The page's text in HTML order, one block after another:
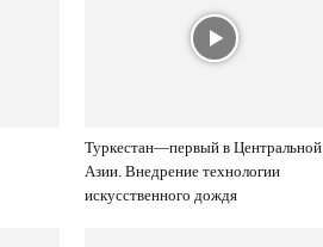
Туркестан—первый в Центральной
Азии. Внедрение технологии
искусственного дождя